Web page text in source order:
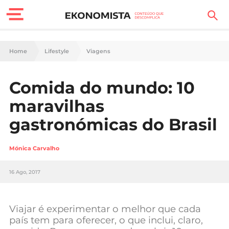
Finanças Pessoais
Carreira
Casa
Lifestyle
Sociedade
Negócios
Home Lifestyle Viagens
Comida do mundo: 10
maravilhas
gastronómicas do Brasil
Mónica Carvalho
16 Ago, 2017
Viajar é experimentar o melhor que cada
país tem para oferecer, o que inclui, claro,